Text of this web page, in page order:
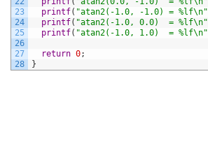
23
24
25
26
27
28
printf( "atan2(-1.0, -1.0) = %lf\n"
printf( "atan2(-1.0, 0.0)  = %lf\n"
printf( "atan2(-1.0, 1.0)  = %lf\n"
return 0;
}